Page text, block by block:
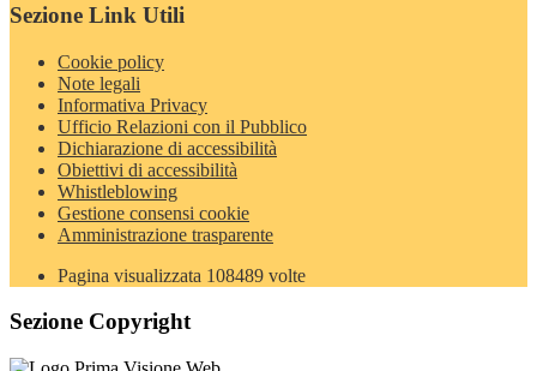
Sezione Link Utili
Cookie policy
Note legali
Informativa Privacy
Ufficio Relazioni con il Pubblico
Dichiarazione di accessibilità
Obiettivi di accessibilità
Whistleblowing
Gestione consensi cookie
Amministrazione trasparente
Pagina visualizzata 108489 volte
Sezione Copyright